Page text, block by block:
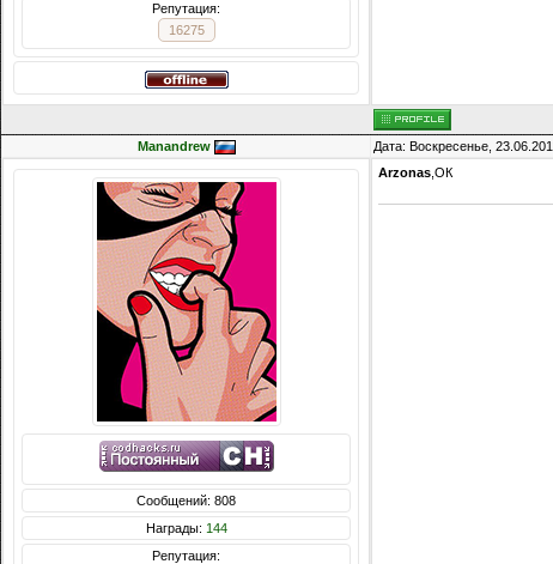
Репутация:
16275
Manandrew Дата: Воскресенье,
Сообщений: 808
Награды: 144
Репутация:
Arzonas ,ОК